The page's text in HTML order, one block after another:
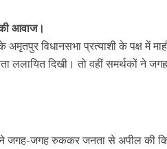
आवाज।
के अमृतपुर विधानसभा प्रत्याशी के पक्ष में
ललायित दिखी। तो वहीं समर्थकों ने
जगह-जगह रुककर जनता से अपील की कि